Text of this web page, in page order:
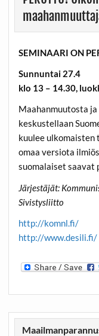
SEMINAARI ON
Sunnuntai 27.4
klo 13 – 14.30,
Maahanmuutosta
keskustellaan
kuulee
omaa versiota
suomalaiset saavat
Järjestäjät:
Sivistysliitto
http://komnl.fi/
http://www.desili.fi/